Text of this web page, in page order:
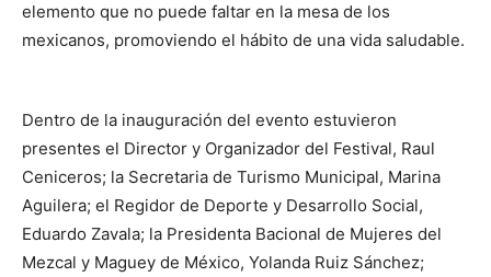
elemento que no puede faltar en la mesa de los
mexicanos, promoviendo el hábito de una vida saludable.
Dentro de la inauguración del evento estuvieron
presentes el Director y Organizador del Festival, Raul
Ceniceros; la Secretaria de Turismo Municipal, Marina
Aguilera; el Regidor de Deporte y Desarrollo Social,
Eduardo Zavala; la Presidenta Bacional de Mujeres del
Mezcal y Maguey de México, Yolanda Ruiz Sánchez;